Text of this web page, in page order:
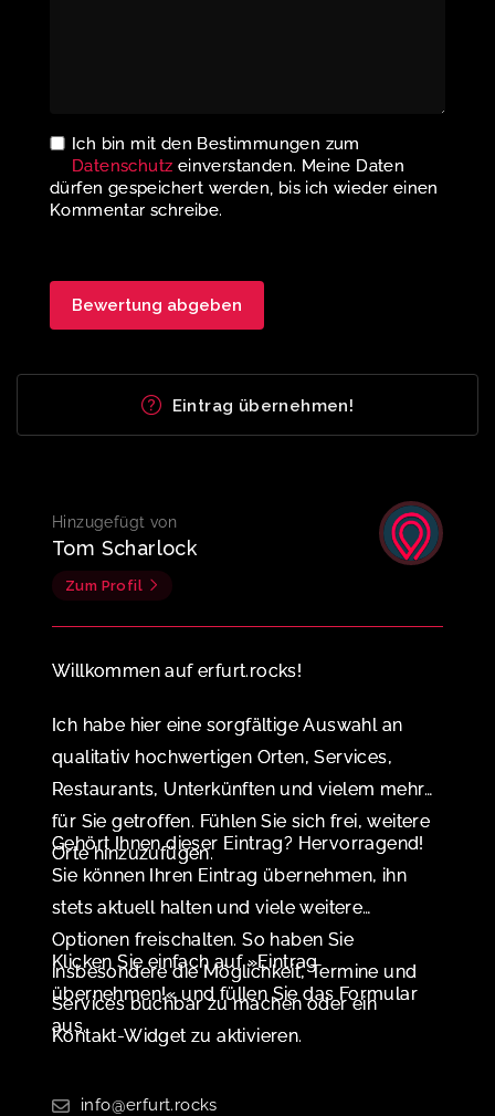
Ich bin mit den Bestimmungen zum
Datenschutz einverstanden. Meine Daten
dürfen gespeichert werden, bis ich wieder einen
Kommentar schreibe.
Eintrag übernehmen!
Hinzugefügt von
Tom Scharlock
Zum Profil
Willkommen auf erfurt.rocks!
Ich habe hier eine sorgfältige Auswahl an
qualitativ hochwertigen Orten, Services,
Restaurants, Unterkünften und vielem mehr
für Sie getroffen. Fühlen Sie sich frei, weitere
Orte hinzuzufügen.
Gehört Ihnen dieser Eintrag? Hervorragend!
Sie können Ihren Eintrag übernehmen, ihn
stets aktuell halten und viele weitere
Optionen freischalten. So haben Sie
insbesondere die Möglichkeit, Termine und
Services buchbar zu machen oder ein
Kontakt-Widget zu aktivieren.
Klicken Sie einfach auf »Eintrag
übernehmen!« und füllen Sie das Formular
aus.
info@erfurt.rocks